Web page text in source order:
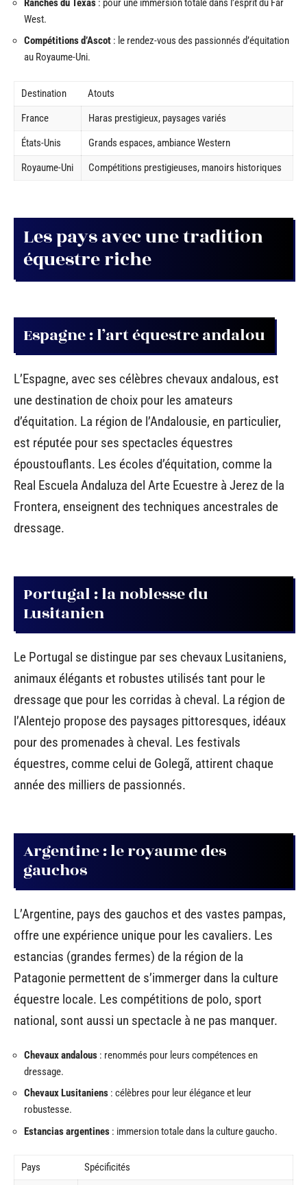
West.
Compétitions d’Ascot : le rendez-vous des passionnés d’équitation
au Royaume-Uni.
Destination
Atouts
France
Haras prestigieux, paysages variés
États-Unis
Grands espaces, ambiance Western
Royaume-Uni
Compétitions prestigieuses, manoirs historiques
Les pays avec une tradition
équestre riche
Espagne : l’art équestre andalou
L’Espagne, avec ses célèbres chevaux andalous, est
une destination de choix pour les amateurs
d’équitation. La région de l’Andalousie, en particulier,
est réputée pour ses spectacles équestres
époustouflants. Les écoles d’équitation, comme la
Real Escuela Andaluza del Arte Ecuestre à Jerez de la
Frontera, enseignent des techniques ancestrales de
dressage.
Portugal : la noblesse du
Lusitanien
Le Portugal se distingue par ses chevaux Lusitaniens,
animaux élégants et robustes utilisés tant pour le
dressage que pour les corridas à cheval. La région de
l’Alentejo propose des paysages pittoresques, idéaux
pour des promenades à cheval. Les festivals
équestres, comme celui de Golegã, attirent chaque
année des milliers de passionnés.
Argentine : le royaume des
gauchos
L’Argentine, pays des gauchos et des vastes pampas,
offre une expérience unique pour les cavaliers. Les
estancias (grandes fermes) de la région de la
Patagonie permettent de s’immerger dans la culture
équestre locale. Les compétitions de polo, sport
national, sont aussi un spectacle à ne pas manquer.
Chevaux andalous : renommés pour leurs compétences en
dressage.
Chevaux Lusitaniens : célèbres pour leur élégance et leur
robustesse.
Estancias argentines : immersion totale dans la culture gaucho.
Pays
Spécificités